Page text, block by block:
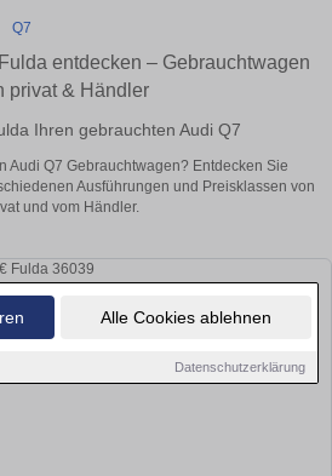
Alle Cookies ablehnen
Datenschutzerklärung
Q7
entdecken – Gebrauchtwagen
privat & Händler
Ihren gebrauchten Audi Q7
Audi Q7 Gebrauchtwagen? Entdecken Sie
Ausführungen und Preisklassen von
und vom Händler.